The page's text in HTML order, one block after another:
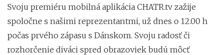
Svoju premiéru mobilná aplikácia CHATR.tv zažije
spoločne s našimi reprezentantmi, už dnes o 12.00 h
počas prvého zápasu s Dánskom. Svoju radosť či
rozhorčenie diváci spred obrazoviek budú môcť